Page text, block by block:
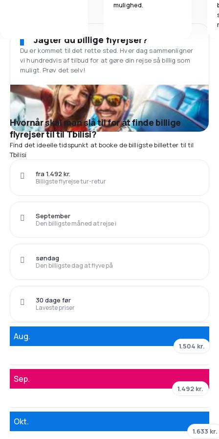
mulighed.
Jagter du billige flyrejser?
Du er kommet til det rette sted. Hver dag sammenligner
vi hundredvis af tilbud for at gøre din rejse så billig som
muligt. Prøv det selv!
Hvornår skal man slå til for at finde billige
flyrejser til til Tbilisi?
Find det ideelle tidspunkt at booke de billigste billetter til til
Tbilisi
Billigste flyrejse tur-retur
fra 1.492 kr.
Den billigste måned at rejse i
September
Den billigste dag at flyve på
søndag
Laveste priser
30 dage før
Aug.
1.504 kr.
Sep.
1.492 kr.
Okt.
1.633 kr.